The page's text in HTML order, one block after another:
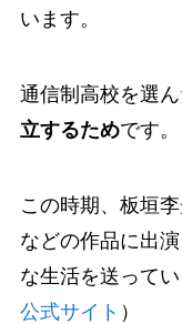
います。
通信制高校を選ん
立するためです。
この時期、板垣
などの作品に出
な生活を送って
公式サイト ）